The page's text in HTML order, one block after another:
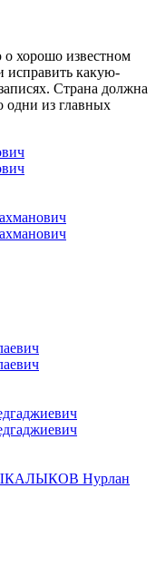
хорошо известном
исправить какую-
Страна должна
одни из главных